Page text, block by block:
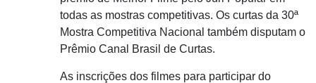
todas as mostras competitivas. Os curtas da 30ª
Mostra Competitiva Nacional também disputam o
Prêmio Canal Brasil de Curtas.
As inscrições dos filmes para participar do